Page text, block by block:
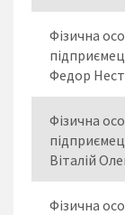
Фізична
Федор
Фізична
Віталій
Фізична